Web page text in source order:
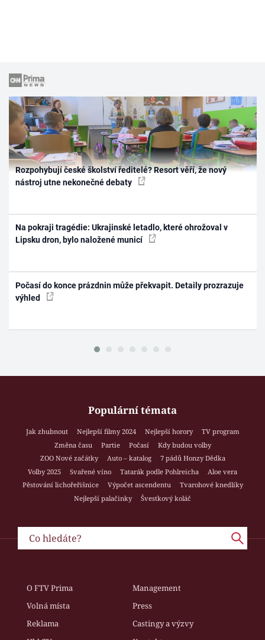
Rozpohybují české školství ředitelé? Resort věří, že nový
nástroj utne nekonečné debaty
Na pokraji tragédie: Ukrajinské letadlo, které ohrožoval v
Lipsku dron, bylo naložené municí
Počasí do konce prázdnin může překvapit. Detaily prozrazuje
výhled
Populární témata
Jak zhubnout Nejlepší filmy 2024 Nejlepší horory
TV program
Změna času
Partie Počasí
Kdy budou volby
ZOO Nové začátky
Auto – katalog
7 pádů Honzy Dědka
Volby 2025
Svařené víno Tatarák podle Pohlreicha
Aloe vera
Pěstování lichořeřišnice
Výpočet ascendentu
Tvarohové knedlíky
Nejlepší palačinky
Švestkový koláč
O FTV Prima
Management
Volná místa
Press
Reklama
Castingy a výzvy